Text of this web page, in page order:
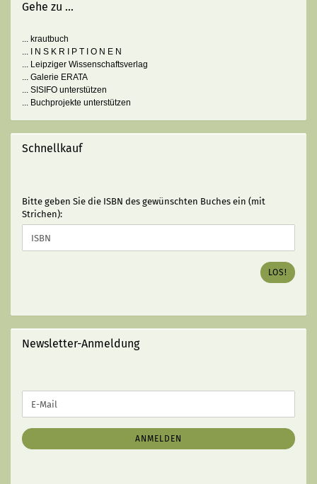
Gehe zu ...
... krautbuch
... I N S K R I P T I O N E N
... Leipziger Wissenschaftsverlag
... Galerie ERATA
... SISIFO unterstützen
... Buchprojekte unterstützen
Schnellkauf
BITTE
GEBEN
SIE
DIE
ISBN
(MIT
STRICHEN):
Bitte geben Sie die ISBN des gewünschten Buches ein (mit
Strichen):
LOS!
Newsletter-Anmeldung
ZUR
ANMELDUNG
E-
Mail
ANMELDEN